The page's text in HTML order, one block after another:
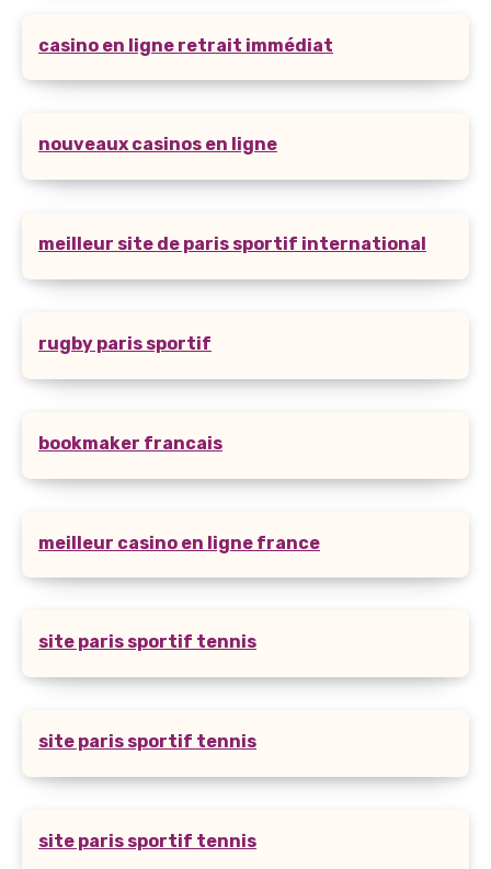
casino en ligne retrait immédiat
nouveaux casinos en ligne
meilleur site de paris sportif international
rugby paris sportif
bookmaker francais
meilleur casino en ligne france
site paris sportif tennis
site paris sportif tennis
site paris sportif tennis